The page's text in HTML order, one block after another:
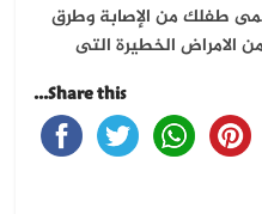
طفلك من الإصابة وطرق
الخطيرة التى
Share this...